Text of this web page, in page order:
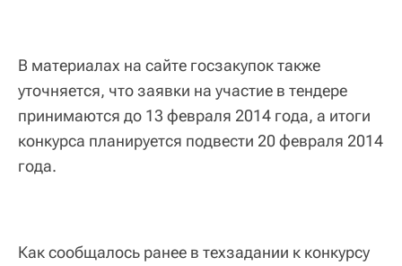
В материалах на сайте госзакупок также
уточняется, что заявки на участие в тендере
принимаются до 13 февраля 2014 года, а итоги
конкурса планируется подвести 20 февраля 2014
года.
Как сообщалось ранее в техзадании к конкурсу